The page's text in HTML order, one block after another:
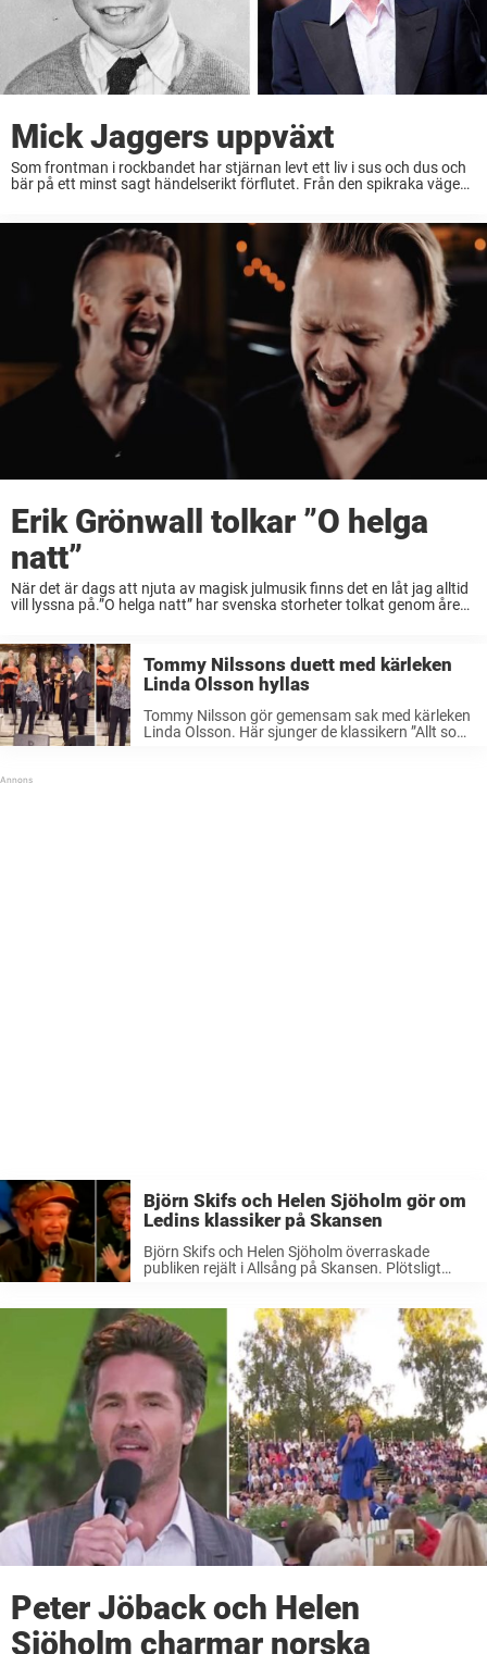
Mick Jaggers uppväxt
Som frontman i rockbandet har stjärnan levt ett liv i sus och dus och
bär på ett minst sagt händelserikt förflutet. Från den spikraka vägen
Erik Grönwall tolkar ”O helga
natt”
När det är dags att njuta av magisk julmusik finns det en låt jag alltid
vill lyssna på.”O helga natt” har svenska storheter tolkat genom åren,
Tommy Nilssons duett med kärleken
Linda Olsson hyllas
Tommy Nilsson gör gemensam sak med kärleken
Linda Olsson. Här sjunger de klassikern ”Allt som
Björn Skifs och Helen Sjöholm gör om
Ledins klassiker på Skansen
Björn Skifs och Helen Sjöholm överraskade
publiken rejält i Allsång på Skansen. Plötsligt
en av Sveriges största underhållare genom
tiderna. Finns ...
Peter Jöback och Helen
Sjöholm charmar norska